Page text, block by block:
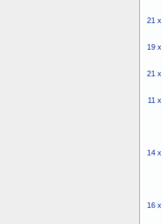
21 x
19 x
21 x
11 x
14 x
16 x